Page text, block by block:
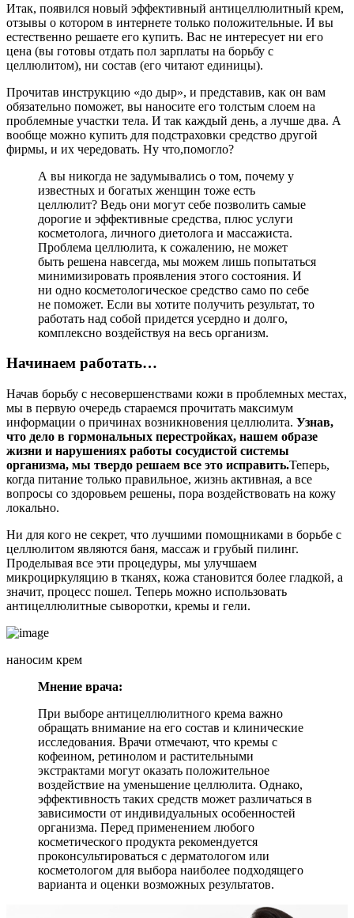
Итак, появился новый эффективный антицеллюлитный крем,
отзывы о котором в интернете только положительные. И вы
естественно решаете его купить. Вас не интересует ни его
цена (вы готовы отдать пол зарплаты на борьбу с
целлюлитом), ни состав (его читают единицы).
Прочитав инструкцию «до дыр», и представив, как он вам
обязательно поможет, вы наносите его толстым слоем на
проблемные участки тела. И так каждый день, а лучше два. А
вообще можно купить для подстраховки средство другой
фирмы, и их чередовать. Ну что,помогло?
А вы никогда не задумывались о том, почему у
известных и богатых женщин тоже есть
целлюлит? Ведь они могут себе позволить самые
дорогие и эффективные средства, плюс услуги
косметолога, личного диетолога и массажиста.
Проблема целлюлита, к сожалению, не может
быть решена навсегда, мы можем лишь попытаться
минимизировать проявления этого состояния. И
ни одно косметологическое средство само по себе
не поможет. Если вы хотите получить результат, то
работать над собой придется усердно и долго,
комплексно воздействуя на весь организм.
Начинаем работать…
Начав борьбу с несовершенствами кожи в проблемных местах,
мы в первую очередь стараемся прочитать максимум
информации о причинах возникновения целлюлита. Узнав,
что дело в гормональных перестройках, нашем образе
жизни и нарушениях работы сосудистой системы
организма, мы твердо решаем все это исправить.Теперь,
когда питание только правильное, жизнь активная, а все
вопросы со здоровьем решены, пора воздействовать на кожу
локально.
Ни для кого не секрет, что лучшими помощниками в борьбе с
целлюлитом являются баня, массаж и грубый пилинг.
Проделывая все эти процедуры, мы улучшаем
микроциркуляцию в тканях, кожа становится более гладкой, а
значит, процесс пошел. Теперь можно использовать
антицеллюлитные сыворотки, кремы и гели.
наносим крем
Мнение врача:
При выборе антицеллюлитного крема важно
обращать внимание на его состав и клинические
исследования. Врачи отмечают, что кремы с
кофеином, ретинолом и растительными
экстрактами могут оказать положительное
воздействие на уменьшение целлюлита. Однако,
эффективность таких средств может различаться в
зависимости от индивидуальных особенностей
организма. Перед применением любого
косметического продукта рекомендуется
проконсультироваться с дерматологом или
косметологом для выбора наиболее подходящего
варианта и оценки возможных результатов.